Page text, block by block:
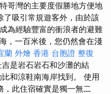
哥灣的主要度假勝地方便地
了吸引常規遊客外，由於該
為經驗豐富的衝浪者的避難
，一百米後，您仍然會在淺
蘭 外燴 香港 台胞證 整復
是岩石岩石和沙灘的結
和涼鞋南海岸找到。 使用
此住宿確實是獨一無二